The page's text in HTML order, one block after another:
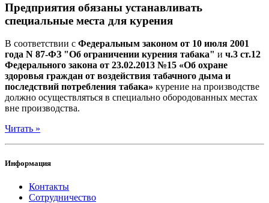
Предприятия обязаны устанавливать
специальные места для курения
В соответствии с Федеральным законом от 10 июля 2001
года N 87-ФЗ "Об ограничении курения табака" и ч.3 ст.12
Федерального закона от 23.02.2013 №15 «Об охране
здоровья граждан от воздействия табачного дыма и
последствий потребления табака» курение на производстве
должно осуществляться в специально обородованных местах
вне производства.
Читать »
Информация
Контакты
Сотрудничество